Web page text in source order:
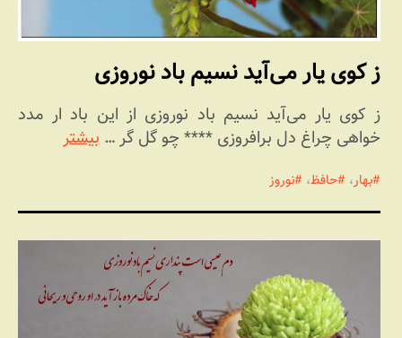
ز کوی یار می‌آید نسیم باد نوروزی
ز کوی یار می‌آید نسیم باد نوروزی از این باد ار مدد
خواهی چراغ دل برافروزی **** چو گل گر …بیشتر
بهار، حافظ، نوروز